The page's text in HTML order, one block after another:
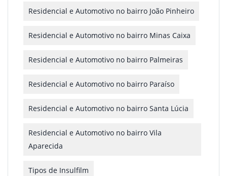
Residencial e Automotivo no bairro João Pinheiro
Residencial e Automotivo no bairro Minas Caixa
Residencial e Automotivo no bairro Palmeiras
Residencial e Automotivo no bairro Paraíso
Residencial e Automotivo no bairro Santa Lúcia
Residencial e Automotivo no bairro Vila
Aparecida
Tipos de Insulfilm